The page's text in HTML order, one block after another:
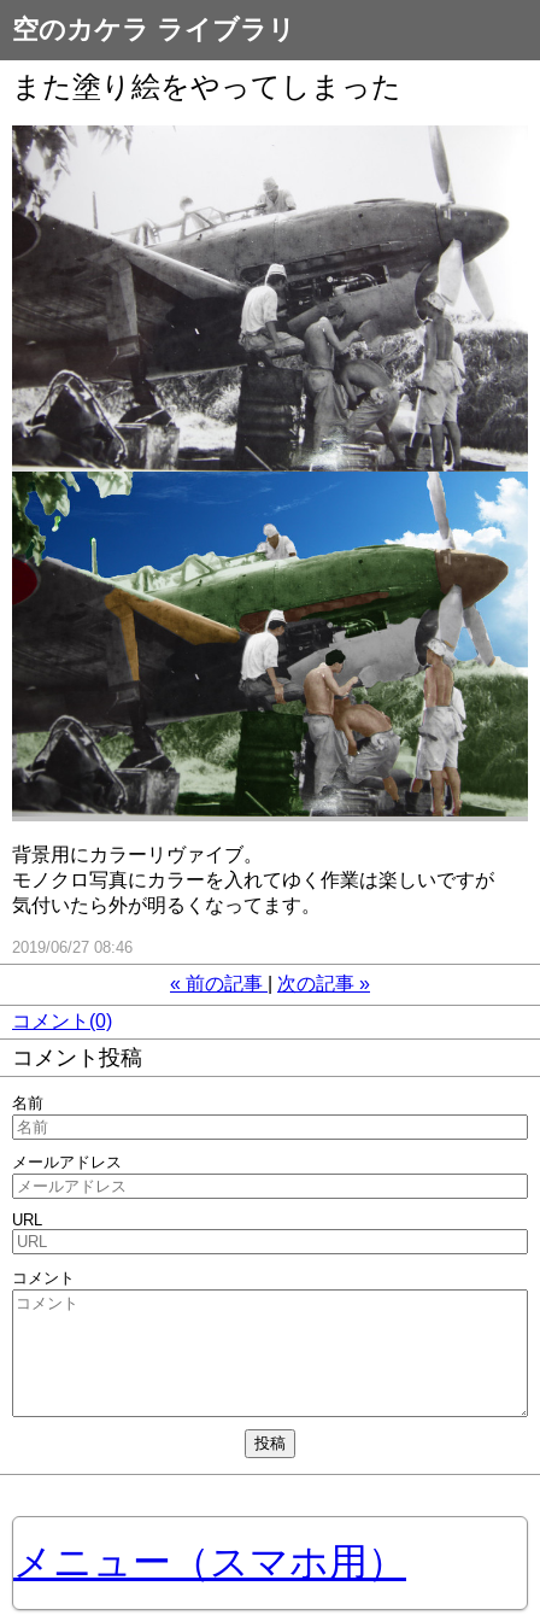
空のカケラ ライブラリ
また塗り絵をやってしまった
背景用にカラーリヴァイブ。
モノクロ写真にカラーを入れてゆく作業は楽しいですが
気付いたら外が明るくなってます。
2019/06/27 08:46
« 前の記事 次の記事 »
コメント(0)
コメント投稿
名前
メールアドレス
URL
コメント
メニュー（スマホ用）